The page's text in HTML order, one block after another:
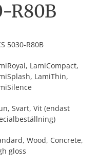
R80B
5030-R80B
LamiCompact,
LamiThin,
Svart, Vit (endast
Wood, Concrete,
gloss